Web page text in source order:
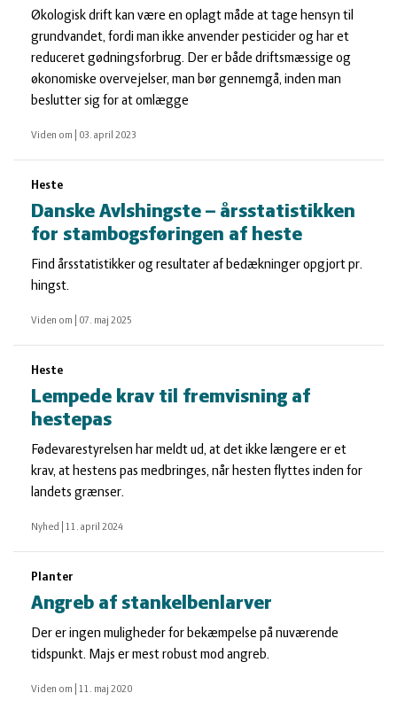
Økologisk drift kan være en oplagt måde at tage hensyn til
grundvandet, fordi man ikke anvender pesticider og har et
reduceret gødningsforbrug. Der er både driftsmæssige og
økonomiske overvejelser, man bør gennemgå, inden man
beslutter sig for at omlægge
Viden om 03. april 2023
Heste
Danske Avlshingste – årsstatistikken
for stambogsføringen af heste
Find årsstatistikker og resultater af bedækninger opgjort pr.
hingst.
Viden om 07. maj 2025
Heste
Lempede krav til fremvisning af
hestepas
Fødevarestyrelsen har meldt ud, at det ikke længere er et
krav, at hestens pas medbringes, når hesten flyttes inden for
landets grænser.
Nyhed 11. april 2024
Planter
Angreb af stankelbenlarver
Der er ingen muligheder for bekæmpelse på nuværende
tidspunkt. Majs er mest robust mod angreb.
Viden om 11. maj 2020